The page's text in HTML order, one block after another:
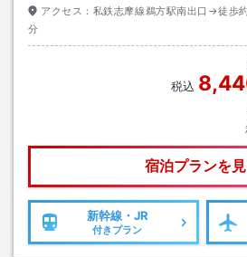
アクセス： 私鉄志摩線鵜方駅南出口→徒歩
分
税込
宿泊プランを
新幹線・JR
付きプラン